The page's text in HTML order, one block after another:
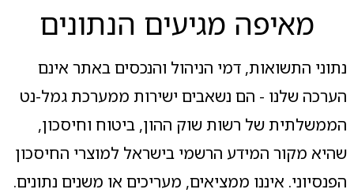
מאיפה מגיעים הנתונים
נתוני התשואות, דמי הניהול והנכסים באתר אינם
הערכה שלנו - הם נשאבים ישירות ממערכת גמל-נט
הממשלתית של רשות שוק ההון, ביטוח וחיסכון,
שהיא מקור המידע הרשמי בישראל למוצרי החיסכון
הפנסיוני. איננו ממציאים, מעריכים או משנים נתונים.